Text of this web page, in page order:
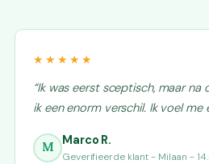
★★★★★
“Ik was eerst sceptisch, maar
ik een enorm verschil. Ik voel me
M
Marco R.
Geverifieerde klant - Milaan -